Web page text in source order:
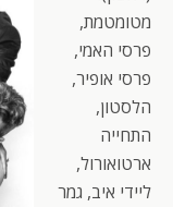
מטומטמת,
פרסי האמי,
פרסי אופיר,
הלסטון,
התחייה
ארטואורול,
ליידי איב, גמר